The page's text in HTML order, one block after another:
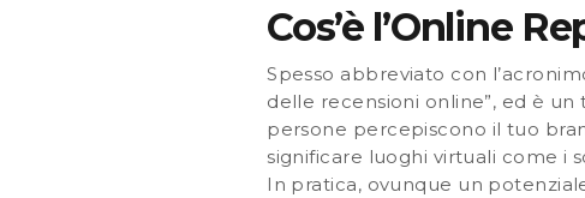
Cos’è l’Online
Spesso abbreviato con
delle recensioni online”, ed è
persone percepiscono il tuo
significare luoghi virtuali come i
In pratica, ovunque un